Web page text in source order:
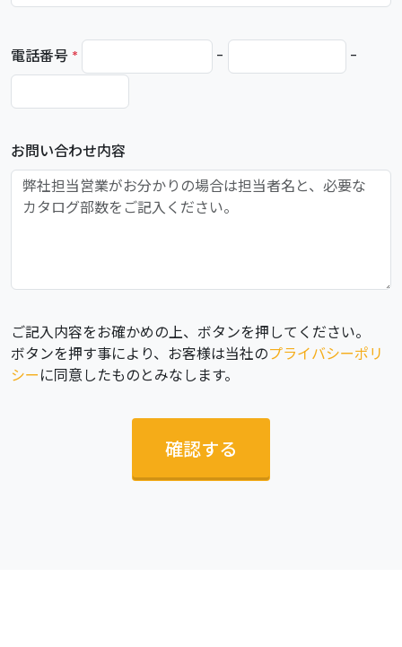
電話番号 * - -
お問い合わせ内容
ご記入内容をお確かめの上、ボタンを押してください。
ボタンを押す事により、お客様は当社のプライバシーポリ
シーに同意したものとみなします。